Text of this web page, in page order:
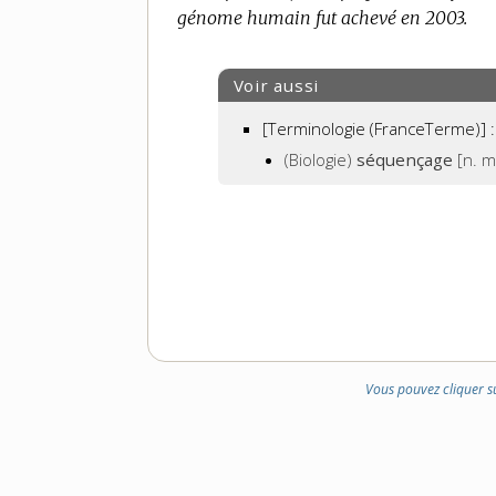
DOMAINE
génome humain fut achevé en 2003.
Voir aussi
[Terminologie (FranceTerme)] :
(Biologie) séquençage [n.
Vous pouvez cliquer